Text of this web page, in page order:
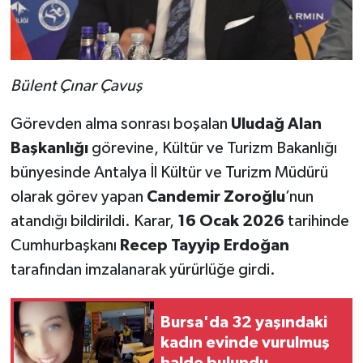
Bülent Çınar Çavuş
Görevden alma sonrası boşalan Uludağ Alan
Başkanlığıgörevine, Kültür ve Turizm Bakanlığı
bünyesinde Antalya İl Kültür ve Turizm Müdürü
olarak görev yapan Candemir Zoroğlu’nun
atandığı bildirildi. Karar, 16 Ocak 2026 tarihinde
Cumhurbaşkanı Recep Tayyip Erdoğan
tarafından imzalanarak yürürlüğe girdi.
Bursa'da 32 yaşındaki
kadın evinde vurulmuş